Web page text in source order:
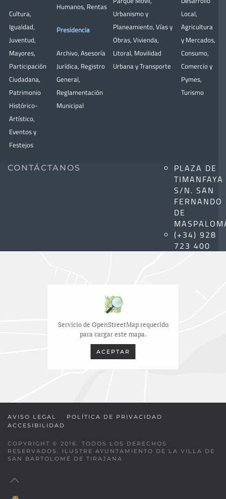
Cultura,
Igualdad,
Juventud,
Mayores,
Participación
Ciudadana,
Patrimonio
Histórico-
Artístico,
Eventos y
Festejos
Humanos, Rentas
Presidencia
Archivo, Asesoría
Jurídica, Registro
General,
Reglamentación
Municipal
Urbanismo y
Planeamiento, Vías y
Obras, Vivienda,
Litoral, Movilidad
Urbana y Transporte
Local,
Agricultura
y Mercados,
Consumo,
Comercio y
Pymes,
Turismo
CONTÁCTANOS
PLAZA DE
TIMANFAYA
S/N. SAN
FERNANDO
DE
(+34) 928
723 400
Servicio de OpenStreetMap requerido
para cargar este mapa.
ACEPTAR
AVISO LEGAL
POLÍTICA DE PRIVACIDAD
ACCESIBILIDAD
COPYRIGHT © 2016. TODOS LOS DERECHOS
RESERVADOS. ILUSTRE AYUNTAMIENTO DE LA VILLA DE
SAN BARTOLOMÉ DE TIRAJANA